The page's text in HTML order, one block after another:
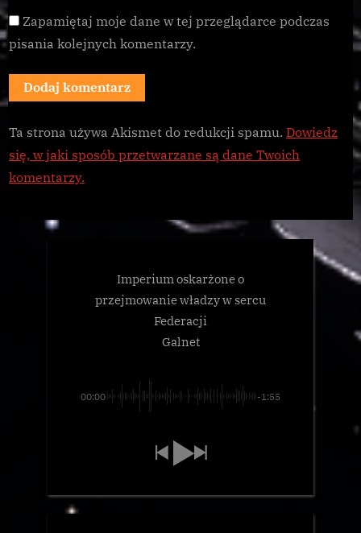
Zapamiętaj moje dane w tej przeglądarce podczas
pisania kolejnych komentarzy.
Ta strona używa Akismet do redukcji spamu. Dowiedz
się, w jaki sposób przetwarzane są dane Twoich
komentarzy.
Imperium oskarżone o
przejmowanie władzy w sercu
Federacji
Galnet
00:00 -1:55